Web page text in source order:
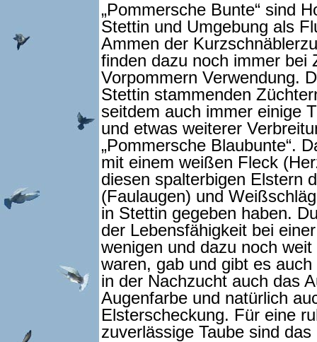
„Pommersche Bunte“ sind
Stettin und Umgebung als
Ammen der
finden dazu noch immer bei
Vorpommern Verwendung.
Stettin stammenden
seitdem auch immer einige
und etwas weiterer
„Pommersche Blaubunte“.
mit einem weißen Fleck
diesen spalterbigen Elstern
(Faulaugen) und
in Stettin gegeben haben.
der Lebensfähigkeit bei
wenigen und dazu noch
waren, gab und gibt es
in der Nachzucht auch das
Augenfarbe und natürlich
Elsterscheckung. Für eine
zuverlässige Taube sind